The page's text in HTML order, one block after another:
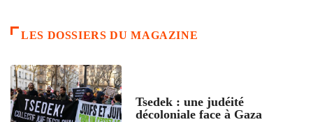
LES DOSSIERS DU MAGAZINE
Tsedek : une judéité
décoloniale face à Gaza